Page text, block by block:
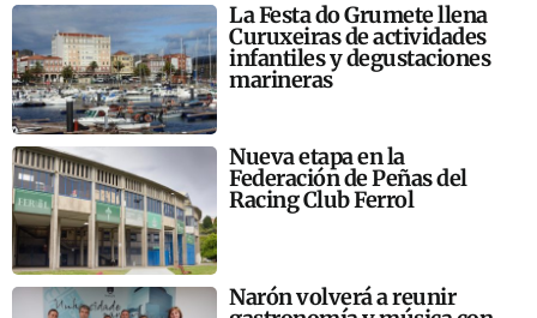
La Festa do Grumete llena
Curuxeiras de actividades
infantiles y degustaciones
marineras
Nueva etapa en la
Federación de Peñas del
Racing Club Ferrol
Narón volverá a reunir